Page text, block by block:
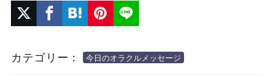
カテゴリー： 今日のオラクルメッセージ